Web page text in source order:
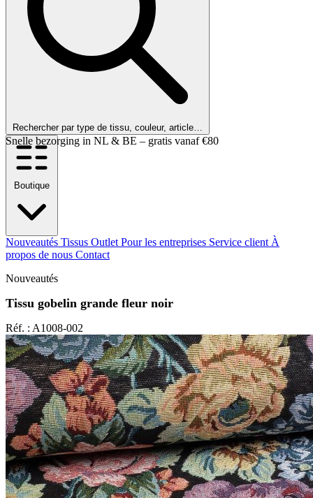
Rechercher par type de tissu, couleur, article…
Nos clients nous notent 9,6 !
Boutique
Nouveautés Tissus Outlet Pour les entreprises Service client À
propos de nous Contact
Nouveautés
Tissu gobelin grande fleur noir
Réf. : A1008-002